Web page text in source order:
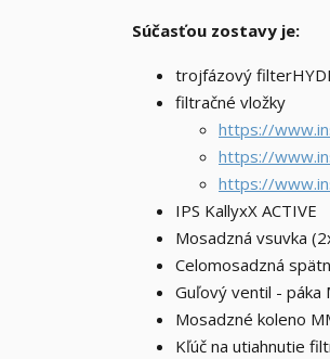
Súčasťou zostavy je:
trojfázový filter
filtračné vložky
https://
https://
https://
IPS KallyxX ACTIVE
Mosadzná vsuvka
Celomosadzná
Guľový ventil - páka
Mosadzné koleno
Kľúč na utiahnutie